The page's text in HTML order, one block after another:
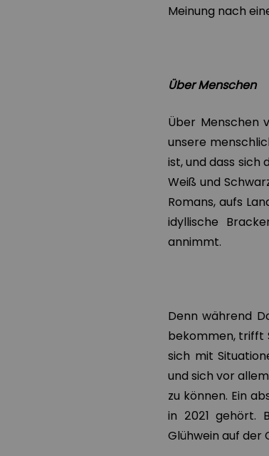
Meinung nach
Über Menschen
Über Menschen
unsere
ist, und dass sich
Weiß und
Romans, aufs
idyllische
annimmt.
Denn während
bekommen, trifft
sich mit
und sich vor
zu können. Ein
in 2021 gehört.
Glühwein auf der